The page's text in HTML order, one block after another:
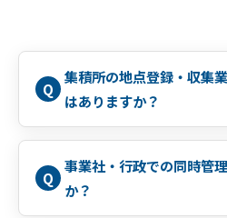
集積所の地点登録・収集
はありますか？
事業社・行政での同時管
か？